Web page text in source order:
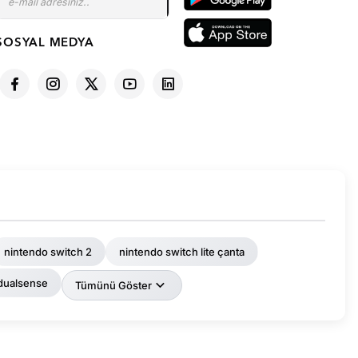
MEDYA
nintendo switch 2 nintendo switch lite çanta
Tümünü Göster